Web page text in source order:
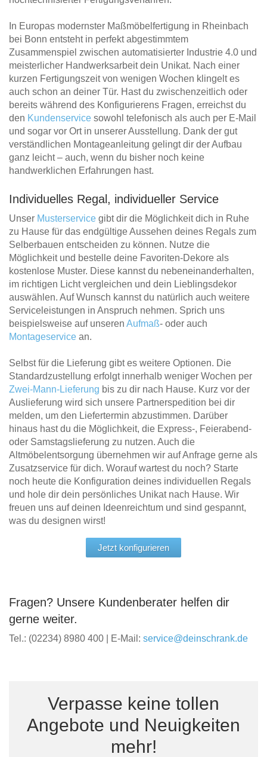
In Europas modernster Maßmöbelfertigung in Rheinbach
bei Bonn entsteht in perfekt abgestimmtem
Zusammenspiel zwischen automatisierter Industrie 4.0 und
meisterlicher Handwerksarbeit dein Unikat. Nach einer
kurzen Fertigungszeit von wenigen Wochen klingelt es
auch schon an deiner Tür. Hast du zwischenzeitlich oder
bereits während des Konfigurierens Fragen, erreichst du
den Kundenservice sowohl telefonisch als auch per E-Mail
und sogar vor Ort in unserer Ausstellung. Dank der gut
verständlichen Montageanleitung gelingt dir der Aufbau
ganz leicht – auch, wenn du bisher noch keine
handwerklichen Erfahrungen hast.
Individuelles Regal, individueller Service
Unser Musterservice gibt dir die Möglichkeit dich in Ruhe
zu Hause für das endgültige Aussehen deines Regals zum
Selberbauen entscheiden zu können. Nutze die
Möglichkeit und bestelle deine Favoriten-Dekore als
kostenlose Muster. Diese kannst du nebeneinanderhalten,
im richtigen Licht vergleichen und dein Lieblingsdekor
auswählen. Auf Wunsch kannst du natürlich auch weitere
Serviceleistungen in Anspruch nehmen. Sprich uns
beispielsweise auf unseren Aufmaß- oder auch
Montageservice an.
Selbst für die Lieferung gibt es weitere Optionen. Die
Standardzustellung erfolgt innerhalb weniger Wochen per
Zwei-Mann-Lieferung bis zu dir nach Hause. Kurz vor der
Auslieferung wird sich unsere Partnerspedition bei dir
melden, um den Liefertermin abzustimmen. Darüber
hinaus hast du die Möglichkeit, die Express-, Feierabend-
oder Samstagslieferung zu nutzen. Auch die
Altmöbelentsorgung übernehmen wir auf Anfrage gerne als
Zusatzservice für dich. Worauf wartest du noch? Starte
noch heute die Konfiguration deines individuellen Regals
und hole dir dein persönliches Unikat nach Hause. Wir
freuen uns auf deinen Ideenreichtum und sind gespannt,
was du designen wirst!
Jetzt konfigurieren
Fragen? Unsere Kundenberater helfen dir
gerne weiter.
Tel.: (02234) 8980 400 | E-Mail: service@deinschrank.de
Verpasse keine tollen
Angebote und Neuigkeiten
mehr!